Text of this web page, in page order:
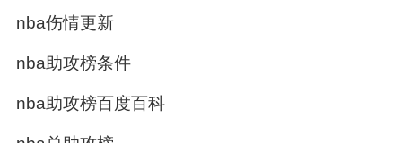
nba伤情更新
nba助攻榜条件
nba助攻榜百度百科